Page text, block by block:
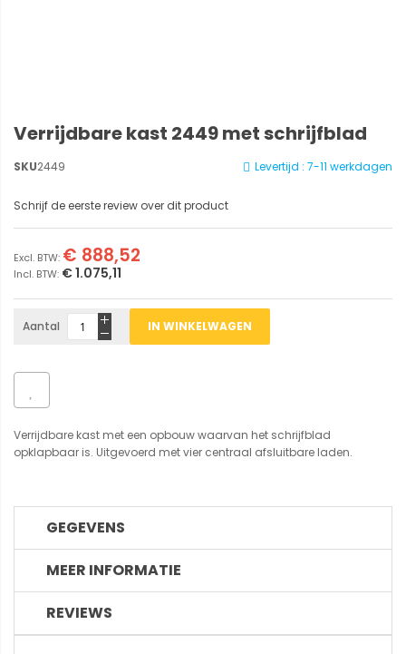
Verrijdbare kast 2449 met schrijfblad
Levertijd : 7-11 werkdagen
SKU2449
Schrijf de eerste review over dit product
€ 1.075,11
€ 888,52
Aantal IN WINKELWAGEN
Verrijdbare kast met een opbouw waarvan het schrijfblad
opklapbaar is. Uitgevoerd met vier centraal afsluitbare laden.
GEGEVENS
MEER INFORMATIE
REVIEWS